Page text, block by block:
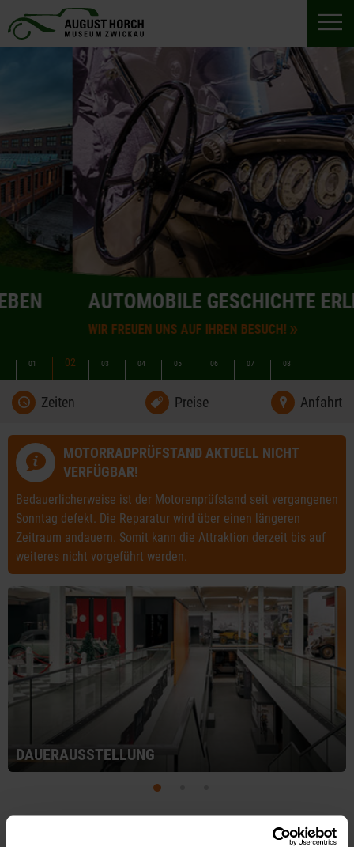
AUTOMOBILE GESCHICHTE ERLEBEN
WIR FREUEN UNS AUF IHREN BESUCH!
01 02 03 04 05 06 07 08
Zeiten Preise Anfahrt
MOTORRADPRÜFSTAND AKTUELL NICHT
VERFÜGBAR!
Bedauerlicherweise ist der Motorenprüfstand seit vergangenen
Sonntag defekt. Die Reparatur wird über einen längeren
Zeitraum andauern. Somit kann die Attraktion derzeit bis auf
weiteres nicht vorgeführt werden.
DAUERAUSSTELLUNG
DIE AUTOMOBILE